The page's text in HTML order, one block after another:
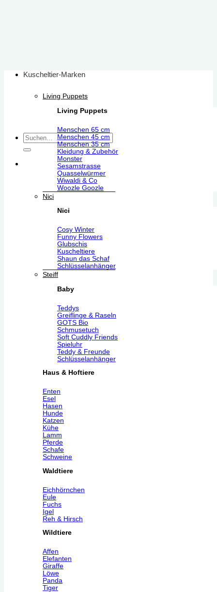
Suchen
nach:
Kuscheltier-Marken
Living Puppets
Living Puppets
Menschen 65 cm
Menschen 45 cm
Menschen 35 cm
Kleidung & Zubehör
Monster
Sesamstrasse
Quasselwürmer
Wiwaldi & Co
Woozle Goozle
Nici
Nici
Cosy Winter
Funny Flowers
Glubschis
Kuscheltiere
Shaun das Schaf
Schlüsselanhänger
Steiff
Baby
Teddys
Greiflinge & Raseln
GOTS Bio
Schmusetuch
Soft Cuddly Friends
Spieluhr
Teddy & Freunde
Schlüsselanhänger
Haus & Hoftiere
Enten
Esel
Hasen
Hunde
Katzen
Kühe
Lamm
Pferde
Schafe
Schweine
Waldtiere
Eichhörnchen
Eule
Fuchs
Igel
Reh & Hirsch
Wildtiere
Affen
Elefanten
Giraffe
Löwe
Panda
Tiger